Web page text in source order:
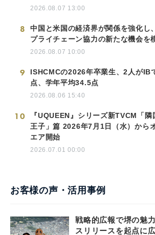
2026.08.07 13:00
8
中国と米国の経済界が関係を強化し
プライチェーン協力の新たな機会を
2026.08.07 10:00
9
ISHCMCの2026年卒業生、2人がIB
点、学年平均34.5点
2026.08.06 15:40
10
『UQUEEN』シリーズ新TVCM「隣
王子」篇 2026年7月1日（水）から
エア開始
2026.07.01 00:00
お客様の声・活用事例
戦略的広報で堺の魅
スリリースを起点に